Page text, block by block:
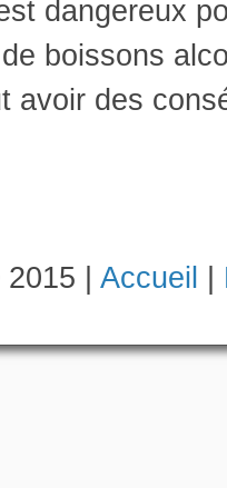
dangereux
boissons
avoir des
| Accueil